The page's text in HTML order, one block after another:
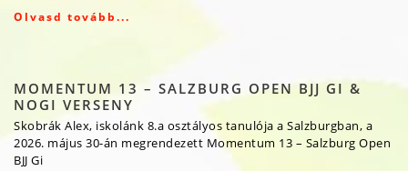
Olvasd tovább...
MOMENTUM 13 – SALZBURG OPEN BJJ GI &
NOGI VERSENY
Skobrák Alex, iskolánk 8.a osztályos tanulója a Salzburgban, a
2026. május 30-án megrendezett Momentum 13 – Salzburg Open
BJJ Gi